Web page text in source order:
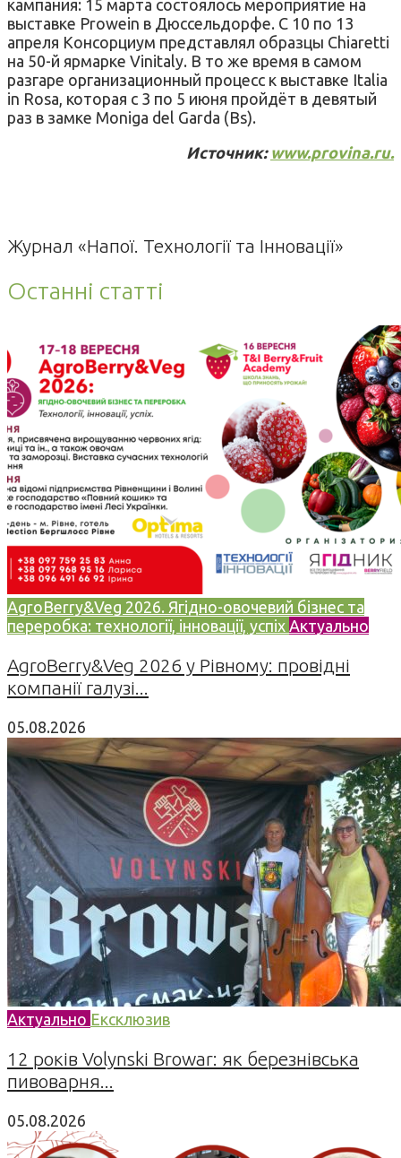
кампания: 15 марта состоялось мероприятие на
выставке Prowein в Дюссельдорфе. С 10 по 13
апреля Консорциум представлял образцы Chiaretti
на 50-й ярмарке Vinitaly. В то же время в самом
разгаре организационный процесс к выставке Italia
in Rosa, которая с 3 по 5 июня пройдёт в девятый
раз в замке Moniga del Garda (Bs).
Источник: www.provina.ru.
Журнал «Напої. Технології та Інновації»
Останні статті
AgroBerry&Veg 2026. Ягідно-овочевий бізнес та
переробка: технології, інновації, успіх Актуально
AgroBerry&Veg 2026 у Рівному: провідні
компанії галузі...
05.08.2026
Актуально Ексклюзив
12 років Volynski Browar: як березнівська
пивоварня...
05.08.2026